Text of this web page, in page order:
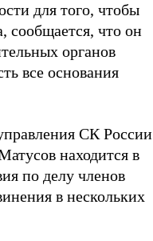
для того, чтобы
сообщается, что он
органов
все основания
СК России
находится в
по делу членов
в нескольких